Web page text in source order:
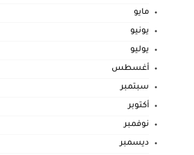
مايو
يونيو
يوليو
أغسطس
سبتمبر
أكتوبر
نوفمبر
ديسمبر